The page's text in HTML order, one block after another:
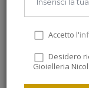
Accetto l'
Desidero
Gioielleria